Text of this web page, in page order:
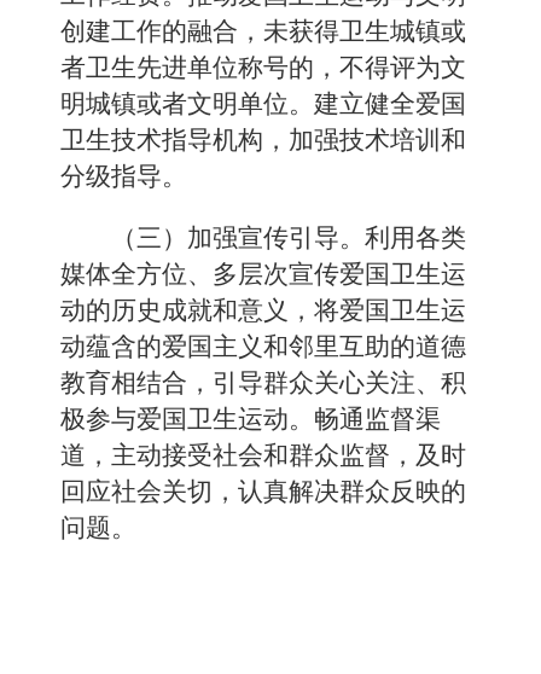
创建工作的融合，未获得卫生城镇或
者卫生先进单位称号的，不得评为文
明城镇或者文明单位。建立健全爱国
卫生技术指导机构，加强技术培训和
分级指导。
（三）加强宣传引导。 利用各类
媒体全方位、多层次宣传爱国卫生运
动的历史成就和意义，将爱国卫生运
动蕴含的爱国主义和邻里互助的道德
教育相结合，引导群众关心关注、积
极参与爱国卫生运动。畅通监督渠
道，主动接受社会和群众监督，及时
回应社会关切，认真解决群众反映的
问题。